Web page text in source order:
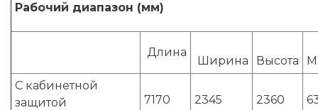
Рабочий диапазон (мм)
Длина
Ширина Высота
С кабинетной
защитой
7170 2345 2360